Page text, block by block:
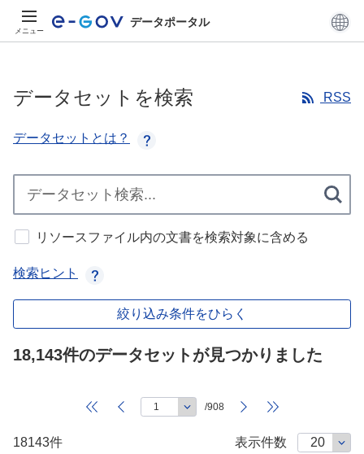
メニュー
データポータル
データセットを検索 RSS
データセットとは？
リソースファイル内の文書を検索対象に含める
検索ヒント
絞り込み条件をひらく
18,143件のデータセットが見つかりました
18143件 表示件数
/908